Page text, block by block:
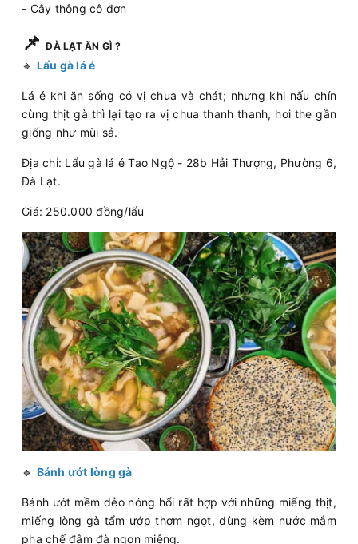
- Cây thông cô đơn
📌ĐÀ LẠT ĂN GÌ ?
🔹 Lẩu gà lá é
Lá é khi ăn sống có vị chua và chát; nhưng khi nấu chín
cùng thịt gà thì lại tạo ra vị chua thanh thanh, hơi the gần
giống như mùi sả.
Địa chỉ: Lẩu gà lá é Tao Ngộ - 28b Hải Thượng, Phường 6,
Đà Lạt.
Giá: 250.000 đồng/lẩu
🔹 Bánh ướt lòng gà
Bánh ướt mềm dẻo nóng hổi rất hợp với những miếng thịt,
miếng lòng gà tẩm ướp thơm ngọt, dùng kèm nước mắm
pha chế đậm đà ngon miệng.